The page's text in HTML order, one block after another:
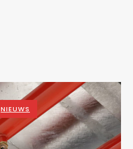
NIEUWS